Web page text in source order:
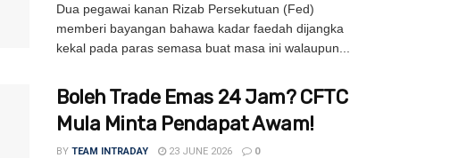
Dua pegawai kanan Rizab Persekutuan (Fed)
memberi bayangan bahawa kadar faedah dijangka
kekal pada paras semasa buat masa ini walaupun...
Boleh Trade Emas 24 Jam? CFTC
Mula Minta Pendapat Awam!
BY TEAM INTRADAY 23 JUNE 2026 0